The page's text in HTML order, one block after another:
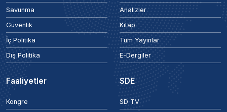
Savunma
Güvenlik
İç Politika
Dış Politika
Analizler
Kitap
Tüm Yayınlar
E-Dergiler
Faaliyetler
Kongre
SDE
SD TV